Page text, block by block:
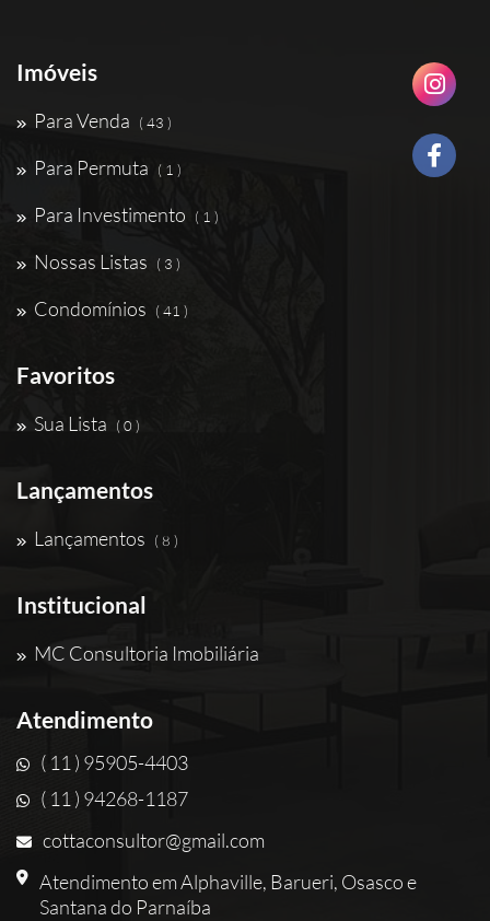
Imóveis
Para Venda ( 43 )
Para Permuta ( 1 )
Para Investimento ( 1 )
Nossas Listas ( 3 )
Condomínios ( 41 )
Favoritos
Sua Lista ( 0 )
Lançamentos
Lançamentos ( 8 )
Institucional
MC Consultoria Imobiliária
Atendimento
( 11 ) 95905-4403
( 11 ) 94268-1187
cottaconsultor@gmail.com
Atendimento em Alphaville, Barueri, Osasco e
Santana do Parnaíba